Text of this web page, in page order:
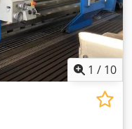
1 / 10